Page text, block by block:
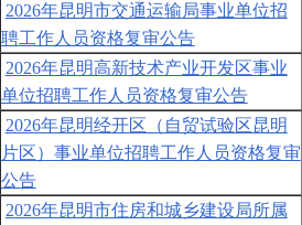
2026年昆明市交通运输局事业单位招
聘工作人员资格复审公告
2026年昆明高新技术产业开发区事业
单位招聘工作人员资格复审公告
2026年昆明经开区（自贸试验区昆明
片区）事业单位招聘工作人员资格复审
公告
2026年昆明市住房和城乡建设局所属